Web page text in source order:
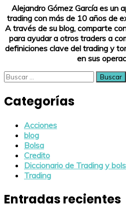
Alejandro Gómez García es un
trading con más de 10 años de
A través de su blog, comparte
para ayudar a otros traders a
definiciones clave del trading y
en sus
Buscar:
Categorías
Acciones
blog
Bolsa
Credito
Diccionario de Trading y
Trading
Entradas recientes